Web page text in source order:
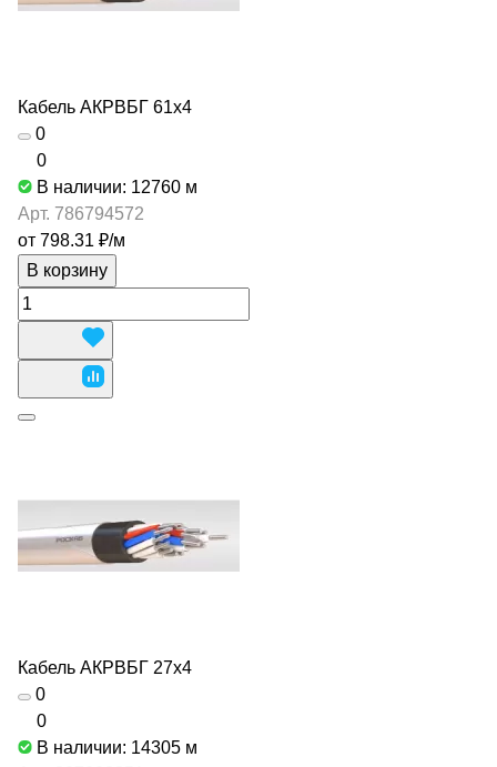
Кабель АКРВБГ 61х4
0
0
В наличии: 12760 м
Арт. 786794572
от 798.31 ₽/м
В корзину
Кабель АКРВБГ 27х4
0
0
В наличии: 14305 м